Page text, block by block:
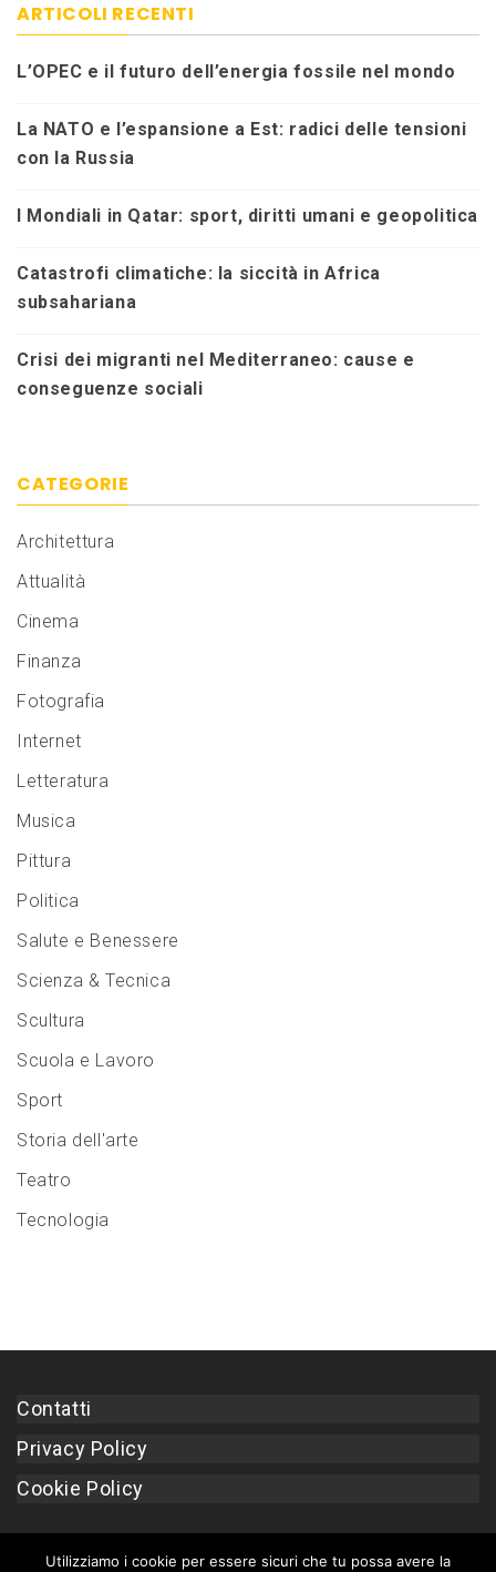
ARTICOLI RECENTI
L’OPEC e il futuro dell’energia fossile nel mondo
La NATO e l’espansione a Est: radici delle tensioni
con la Russia
I Mondiali in Qatar: sport, diritti umani e geopolitica
Catastrofi climatiche: la siccità in Africa
subsahariana
Crisi dei migranti nel Mediterraneo: cause e
conseguenze sociali
CATEGORIE
Architettura
Attualità
Cinema
Finanza
Fotografia
Internet
Letteratura
Musica
Pittura
Politica
Salute e Benessere
Scienza & Tecnica
Scultura
Scuola e Lavoro
Sport
Storia dell'arte
Teatro
Tecnologia
Contatti
Privacy Policy
Cookie Policy
Utilizziamo i cookie per essere sicuri che tu possa avere la